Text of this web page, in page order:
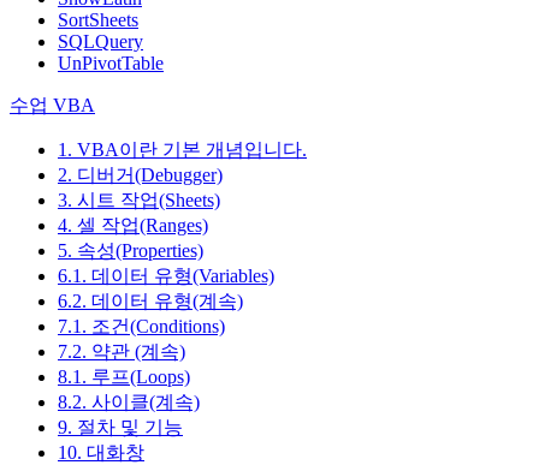
SortSheets
SQLQuery
UnPivotTable
수업 VBA
1. VBA이란 기본 개념입니다.
2. 디버거(Debugger)
3. 시트 작업(Sheets)
4. 셀 작업(Ranges)
5. 속성(Properties)
6.1. 데이터 유형(Variables)
6.2. 데이터 유형(계속)
7.1. 조건(Conditions)
7.2. 약관 (계속)
8.1. 루프(Loops)
8.2. 사이클(계속)
9. 절차 및 기능
10. 대화창